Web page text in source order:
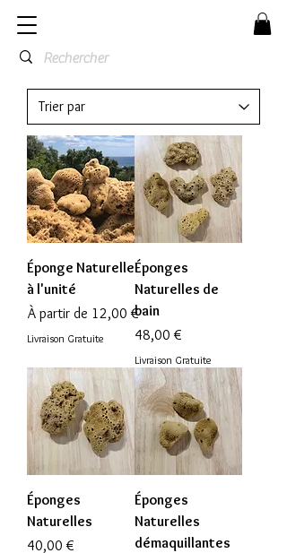
Éponge Naturelle
à l'unité
À partir de 12,00 €
Prix promotionnel
Livraison Gratuite
Éponges
Naturelles de
bain
Prix
48,00 €
Livraison Gratuite
Éponges
Naturelles
Prix
40,00 €
Éponges
Naturelles
démaquillantes